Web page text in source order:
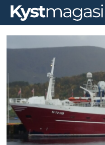
Tag:
havøy
kystfiske